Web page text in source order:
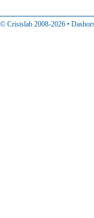
© Crisislab 2008-2026 •